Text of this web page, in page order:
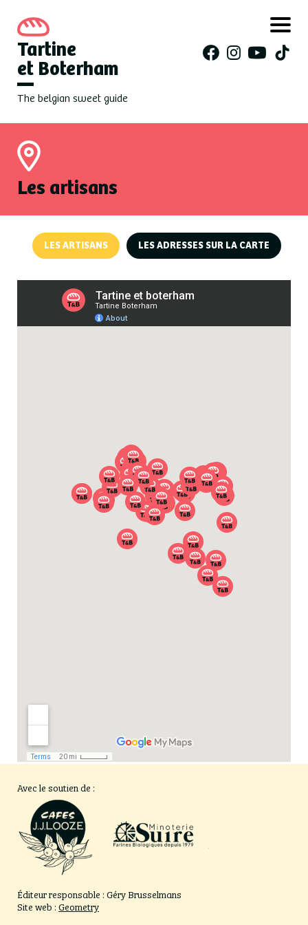
Tartine
et Boterham
The belgian sweet guide
Les artisans
LES ARTISANS LES ADRESSES SUR LA CARTE
Avec le soutien de :
Éditeur responsable : Géry Brusselmans
Site web :Geometry